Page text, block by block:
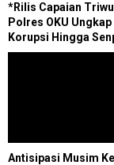
*Rilis Capaian
Polres OKU Ungkap
Korupsi Hingga
Antisipasi Musim